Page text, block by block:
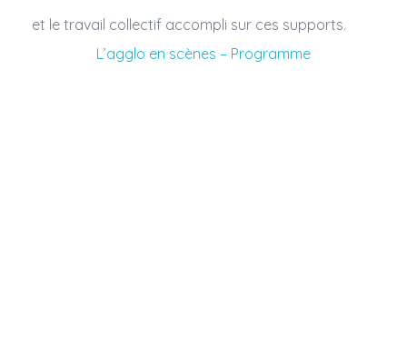
et le travail collectif accompli sur ces supports.
L’agglo en scènes – Programme